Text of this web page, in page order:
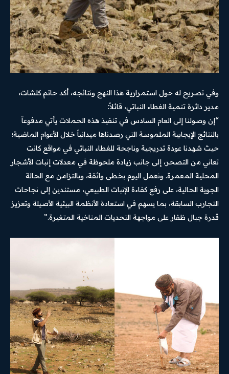
وفي تصريح له حول استمرارية هذا النهج ونتائجه، أكد حاتم كلشات،
مدير دائرة تنمية الغطاء النباتي، قائلاً:
“إن وصولنا إلى العام السادس في تنفيذ هذه الحملات يأتي مدفوعاً
بالنتائج الإيجابية الملموسة التي رصدناها ميدانياً خلال الأعوام الماضية؛
حيث شهدنا عودة تدريجية وناجحة للغطاء النباتي في مواقع كانت
تعاني من التصحر، إلى جانب زيادة ملحوظة في معدلات إنبات الأشجار
المحلية المعمرة. ونعمل اليوم بخطى واثقة، وبالتزامن مع الحالة
الجوية الحالية، على رفع كفاءة الإنبات الطبيعي، مستندين إلى نجاحات
التجارب السابقة، بما يسهم في استعادة الأنظمة البيئية الأصيلة وتعزيز
قدرة جبال ظفار على مواجهة التحديات المناخية المتغيرة.”